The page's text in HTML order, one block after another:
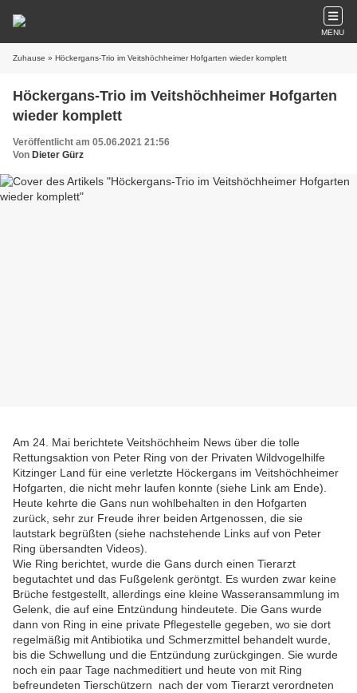
MENU
Zuhause » Höckergans-Trio im Veitshöchheimer Hofgarten wieder komplett
Höckergans-Trio im Veitshöchheimer Hofgarten
wieder komplett
Veröffentlicht am 05.06.2021 21:56
Von Dieter Gürz
Am 24. Mai berichtete Veitshöchheim News über die tolle
Rettungsaktion von Peter Ring von der Privaten Wildvogelhilfe
Kitzinger Land für eine verletzte Höckergans im Veitshöchheimer
Hofgarten, die nicht mehr laufen konnte (siehe Link am Ende).
Heute kehrte die Gans nun wohlbehalten in den Hofgarten
zurück, sehr zur Freude ihrer beiden Artgenossen, die sie
lautstark begrüßten (siehe nachstehende Links auf von Peter
Ring übersandten Videos).
Wie Ring berichtet, wurde die Gans durch einen Tierarzt
begutachtet und das Fußgelenk geröntgt. Es wurden zwar keine
Brüche festgestellt, allerdings eine kleine Wasseransammlung im
Gelenk, die auf eine Entzündung hindeutete. Die Gans wurde
dann von Ring in eine private Pflegestelle gegeben, wo sie dort
regelmäßig mit Antibiotika und Schmerzmittel behandelt wurde,
bis die Schwellung und die Entzündung zurückgingen. Sie wurde
noch ein paar Tage nachmeditiert und heute von mit Ring
befreundeten Tierschützern nach der vom Tierarzt verordneten